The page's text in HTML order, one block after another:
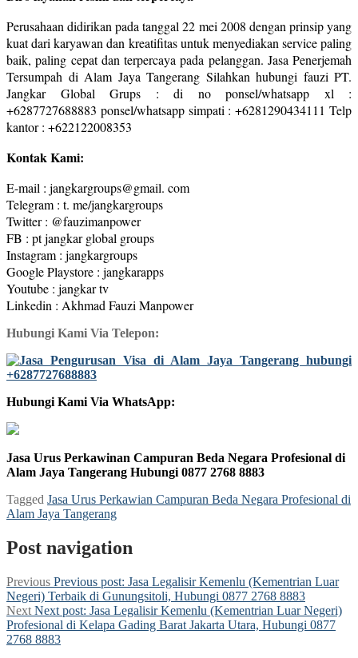
Perusahaan didirikan pada tanggal 22 mei 2008 dengan prinsip yang
kuat dari karyawan dan kreatifitas untuk menyediakan service paling
baik, paling cepat dan terpercaya pada pelanggan. Jasa Penerjemah
Tersumpah di Alam Jaya Tangerang Silahkan hubungi fauzi PT.
Jangkar Global Grups : di no ponsel/whatsapp xl :
+6287727688883 ponsel/whatsapp simpati : +6281290434111 Telp
kantor : +622122008353
Kontak Kami:
E-mail : jangkargroups@gmail. com
Telegram : t. me/jangkargroups
Twitter : @fauzimanpower
FB : pt jangkar global groups
Instagram : jangkargroups
Google Playstore : jangkarapps
Youtube : jangkar tv
Linkedin : Akhmad Fauzi Manpower
Hubungi Kami Via Telepon:
Hubungi Kami Via WhatsApp:
Jasa Urus Perkawinan Campuran Beda Negara Profesional di
Alam Jaya Tangerang Hubungi 0877 2768 8883
Tagged Jasa Urus Perkawian Campuran Beda Negara Profesional di
Alam Jaya Tangerang
Post navigation
Previous Previous post: Jasa Legalisir Kemenlu (Kementrian Luar
Negeri) Terbaik di Gunungsitoli, Hubungi 0877 2768 8883
Next Next post: Jasa Legalisir Kemenlu (Kementrian Luar Negeri)
Profesional di Kelapa Gading Barat Jakarta Utara, Hubungi 0877
2768 8883